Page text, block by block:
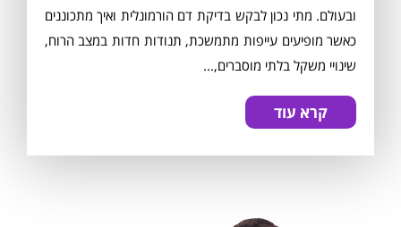
ובעולם. מתי נכון לבקש בדיקת דם הורמונלית ואיך מתכוננים
כאשר מופיעים עייפות מתמשכת, תנודות חדות במצב הרוח,
שינויי משקל בלתי מוסברים,...
קרא עוד